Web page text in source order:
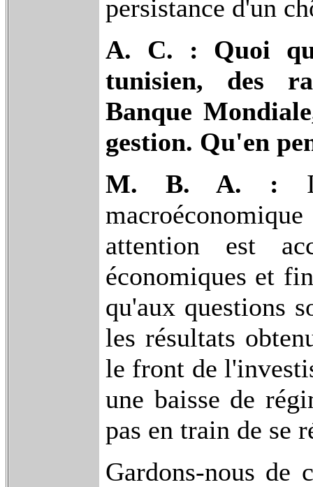
persistance d'un
A. C. : Quoi
tunisien, des
Banque
gestion. Qu'en
M. B. A. :
attention est
économiques et
qu'aux questions
les résultats
le front de
une baisse de
pas en train de se
Gardons-nous de